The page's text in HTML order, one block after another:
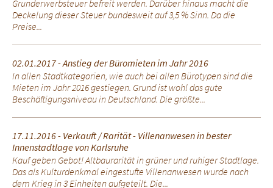
Grunderwerbsteuer befreit werden. Darüber hinaus macht die
Deckelung dieser Steuer bundesweit auf 3,5 % Sinn. Da die
Preise...
02.01.2017 - Anstieg der Büromieten im Jahr 2016
In allen Stadtkategorien, wie auch bei allen Bürotypen sind die
Mieten im Jahr 2016 gestiegen. Grund ist wohl das gute
Beschäftigungsniveau in Deutschland. Die größte...
17.11.2016 - Verkauft / Rarität - Villenanwesen in bester
Innenstadtlage von Karlsruhe
Kauf geben Gebot! Altbaurarität in grüner und ruhiger Stadtlage.
Das als Kulturdenkmal eingestufte Villenanwesen wurde nach
dem Krieg in 3 Einheiten aufgeteilt. Die...